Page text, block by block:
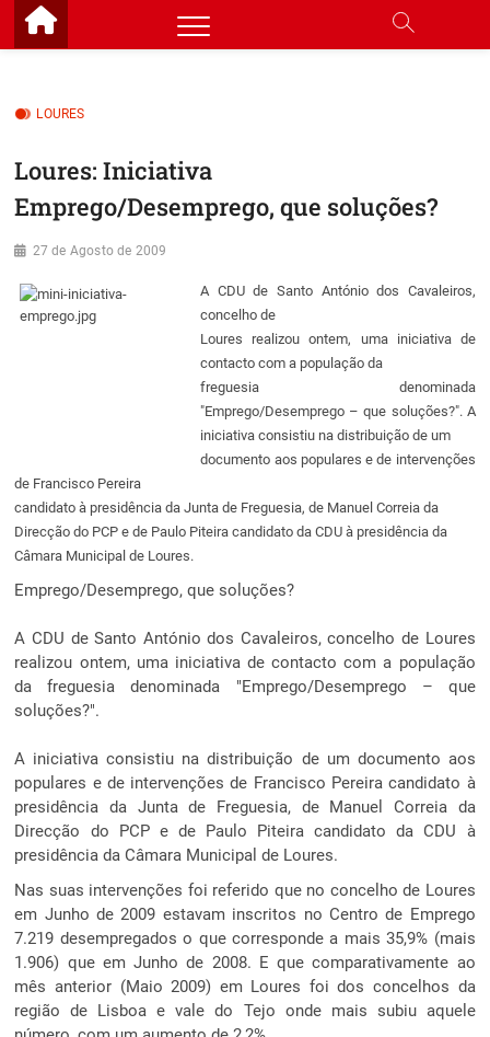
Skip
LOURES
Loures: Iniciativa
Emprego/Desemprego, que soluções?
27 de Agosto de 2009
A CDU de Santo António dos Cavaleiros,
concelho de
Loures realizou ontem, uma iniciativa de
contacto com a população da
freguesia denominada
"Emprego/Desemprego – que soluções?". A
iniciativa consistiu na distribuição de um
documento aos populares e de intervenções
de Francisco Pereira
candidato à presidência da Junta de Freguesia, de Manuel Correia da
Direcção do PCP e de Paulo Piteira candidato da CDU à presidência da
Câmara Municipal de Loures.
Emprego/Desemprego, que soluções?
A CDU de Santo António dos Cavaleiros, concelho de Loures
realizou ontem, uma iniciativa de contacto com a população
da freguesia denominada "Emprego/Desemprego – que
soluções?".
A iniciativa consistiu na distribuição de um documento aos
populares e de intervenções de Francisco Pereira candidato à
presidência da Junta de Freguesia, de Manuel Correia da
Direcção do PCP e de Paulo Piteira candidato da CDU à
presidência da Câmara Municipal de Loures.
Nas suas intervenções foi referido que no concelho de Loures
em Junho de 2009 estavam inscritos no Centro de Emprego
7.219 desempregados o que corresponde a mais 35,9% (mais
1.906) que em Junho de 2008. E que comparativamente ao
mês anterior (Maio 2009) em Loures foi dos concelhos da
região de Lisboa e vale do Tejo onde mais subiu aquele